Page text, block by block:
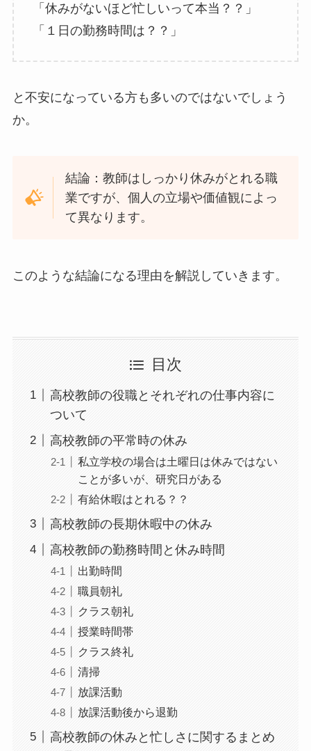
「休みがないほど忙しいって本当？？」
「１日の勤務時間は？？」
と不安になっている方も多いのではないでしょう
か。
結論：教師はしっかり休みがとれる職
業ですが、個人の立場や価値観によっ
て異なります。
このような結論になる理由を解説していきます。
目次
高校教師の役職とそれぞれの仕事内容に
ついて
高校教師の平常時の休み
私立学校の場合は土曜日は休みではない
ことが多いが、研究日がある
有給休暇はとれる？？
高校教師の長期休暇中の休み
高校教師の勤務時間と休み時間
出勤時間
職員朝礼
クラス朝礼
授業時間帯
クラス終礼
清掃
放課活動
放課活動後から退勤
高校教師の休みと忙しさに関するまとめ